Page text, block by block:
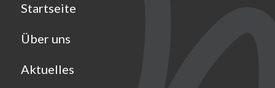
Startseite
Über uns
Aktuelles